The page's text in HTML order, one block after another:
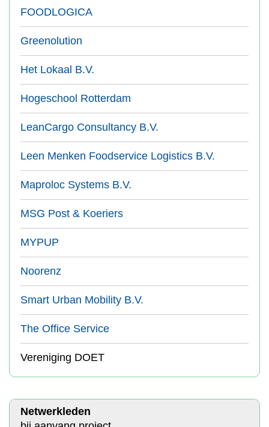
FOODLOGICA
Greenolution
Het Lokaal B.V.
Hogeschool Rotterdam
LeanCargo Consultancy B.V.
Leen Menken Foodservice Logistics B.V.
Maproloc Systems B.V.
MSG Post & Koeriers
MYPUP
Noorenz
Smart Urban Mobility B.V.
The Office Service
Vereniging DOET
Netwerkleden